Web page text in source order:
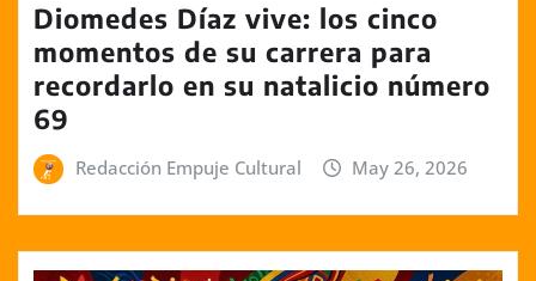
Diomedes Díaz vive: los cinco
momentos de su carrera para
recordarlo en su natalicio número
69
Redacción Empuje Cultural May 26, 2026